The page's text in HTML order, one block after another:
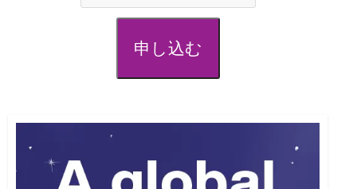
申し込む